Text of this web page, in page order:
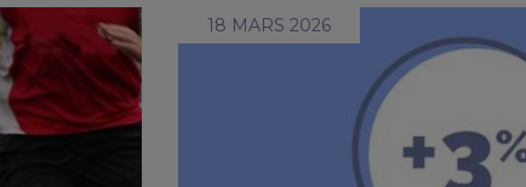
18 MARS 2026